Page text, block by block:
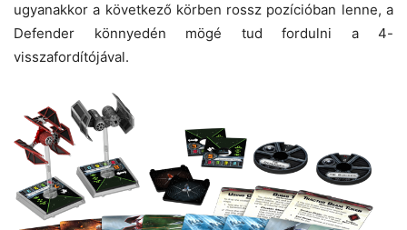
ugyanakkor a következő körben rossz pozícióban lenne, a
Defender könnyedén mögé tud fordulni a 4-
visszafordítójával.